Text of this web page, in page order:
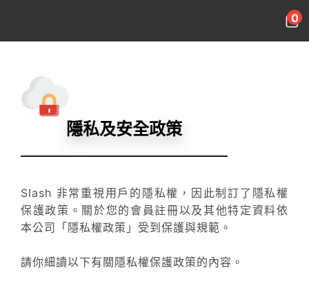
主
0
隱私及安全政策
Slash 非常重視用戶的隱私權，因此制訂了隱私權
保護政策。關於您的會員註冊以及其他特定資料依
本公司「隱私權政策」受到保護與規範。
請你細讀以下有關隱私權保護政策的內容。